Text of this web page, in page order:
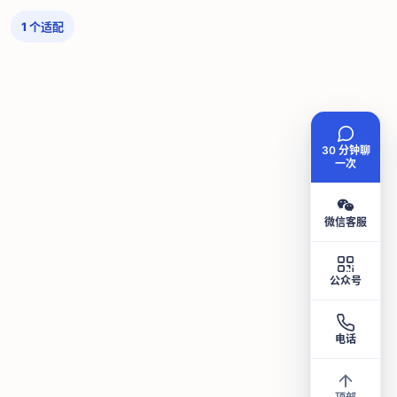
1 个适配
30 分钟聊
一次
微信客服
公众号
电话